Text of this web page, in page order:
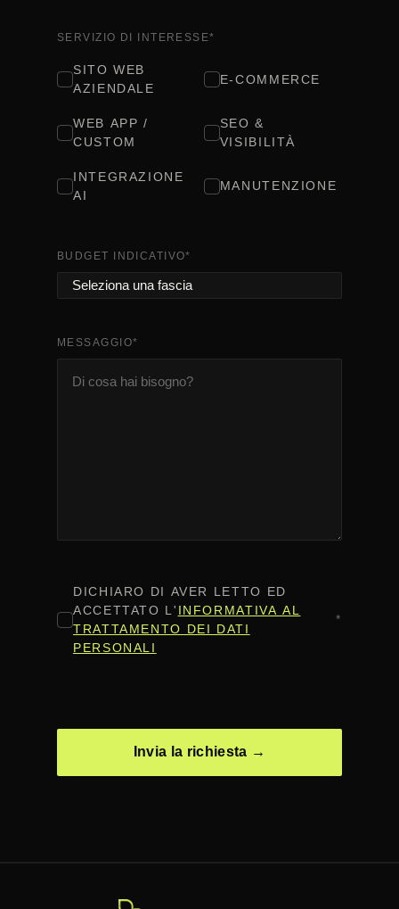
SERVIZIO DI INTERESSE*
SITO WEB
AZIENDALE
E-COMMERCE
WEB APP /
CUSTOM
SEO &
VISIBILITÀ
INTEGRAZIONE
AI
MANUTENZIONE
BUDGET INDICATIVO*
MESSAGGIO*
CONSENSO*
DICHIARO DI AVER LETTO ED
ACCETTATO L' INFORMATIVA AL
TRATTAMENTO DEI DATI
PERSONALI
*